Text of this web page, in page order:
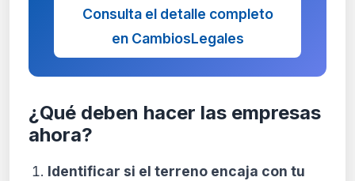
Consulta el detalle completo
en CambiosLegales
¿Qué deben hacer las empresas
ahora?
Identificar si el terreno encaja con tu